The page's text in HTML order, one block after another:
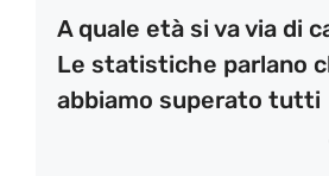
A quale età si va via di
Le statistiche parlano
abbiamo superato tutti